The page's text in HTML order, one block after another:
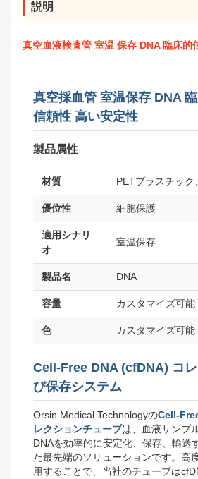
説明
真空血液検査管 室温 保存 DNA 臨床的
真空採血管 室温保存 DNA
信頼性 高い安定性
製品属性
材質 PETプラスチック
優位性 細胞保護
適用シナリ
オ
室温保存
製品名 DNA
容量 カスタマイズ可能
色 カスタマイズ可能
Cell-Free DNA (cfDNA) コ
び保存システム
Orsin Medical TechnologyのCell-
レクションチューブは、血液サンプ
DNAを効率的に安定化、保存、輸送
た最先端のソリューションです。高
用することで、当社のチューブは